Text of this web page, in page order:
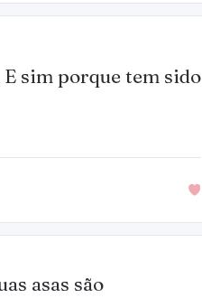
sim porque tem sido
asas são